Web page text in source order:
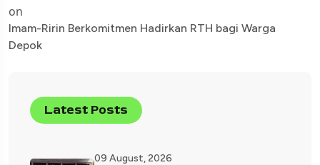
on
Imam-Ririn Berkomitmen Hadirkan RTH bagi Warga
Depok
Latest Posts
09 August, 2026